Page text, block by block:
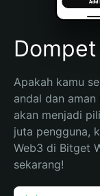
Español
Apakah kamu
andal dan
akan menjadi
juta pengguna,
Web3 di Bitget
sekarang!